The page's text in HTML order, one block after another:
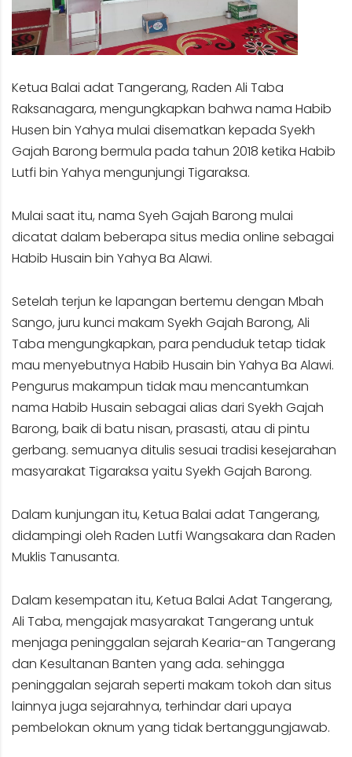
Ketua Balai adat Tangerang, Raden Ali Taba
Raksanagara, mengungkapkan bahwa nama Habib
Husen bin Yahya mulai disematkan kepada Syekh
Gajah Barong bermula pada tahun 2018 ketika Habib
Lutfi bin Yahya mengunjungi Tigaraksa.
Mulai saat itu, nama Syeh Gajah Barong mulai
dicatat dalam beberapa situs media online sebagai
Habib Husain bin Yahya Ba Alawi.
Setelah terjun ke lapangan bertemu dengan Mbah
Sango, juru kunci makam Syekh Gajah Barong, Ali
Taba mengungkapkan, para penduduk tetap tidak
mau menyebutnya Habib Husain bin Yahya Ba Alawi.
Pengurus makampun tidak mau mencantumkan
nama Habib Husain sebagai alias dari Syekh Gajah
Barong, baik di batu nisan, prasasti, atau di pintu
gerbang. semuanya ditulis sesuai tradisi kesejarahan
masyarakat Tigaraksa yaitu Syekh Gajah Barong.
Dalam kunjungan itu, Ketua Balai adat Tangerang,
didampingi oleh Raden Lutfi Wangsakara dan Raden
Muklis Tanusanta.
Dalam kesempatan itu, Ketua Balai Adat Tangerang,
Ali Taba, mengajak masyarakat Tangerang untuk
menjaga peninggalan sejarah Kearia-an Tangerang
dan Kesultanan Banten yang ada. sehingga
peninggalan sejarah seperti makam tokoh dan situs
lainnya juga sejarahnya, terhindar dari upaya
pembelokan oknum yang tidak bertanggungjawab.